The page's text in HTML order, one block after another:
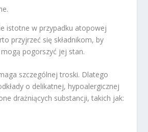
istotne w przypadku atopowej
przyjrzeć się składnikom, by
pogorszyć jej stan.
szczególnej troski. Dlatego
o delikatnej, hypoalergicznej
drażniących substancji, takich jak: